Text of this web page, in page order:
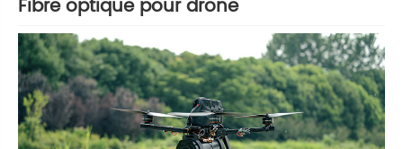
Fibre optique pour drone